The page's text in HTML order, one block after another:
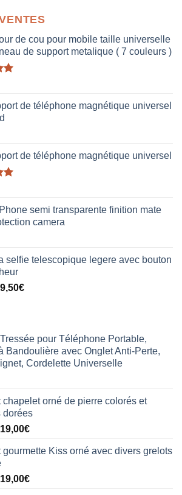
de cou pour mobile taille universelle
de support metalique ( 7 couleurs )
de téléphone magnétique universel
de téléphone magnétique universel
semi transparente finition mate
camera
selfie telescopique legere avec bouton
9,50€
pour Téléphone Portable,
Bandoulière avec Onglet Anti-Perte,
Cordelette Universelle
chapelet orné de pierre colorés et
dorées
Le
:
38,00€.
19,00€Le
actuel
19,00€.
gourmette Kiss orné avec divers grelots
Le
19,00€Le